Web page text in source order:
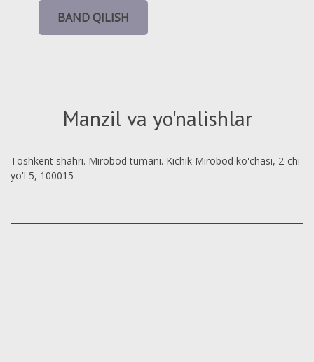
BAND QILISH
Manzil va yo'nalishlar
Toshkent shahri. Mirobod tumani. Kichik Mirobod ko'chasi, 2-chi
yo'l 5, 100015